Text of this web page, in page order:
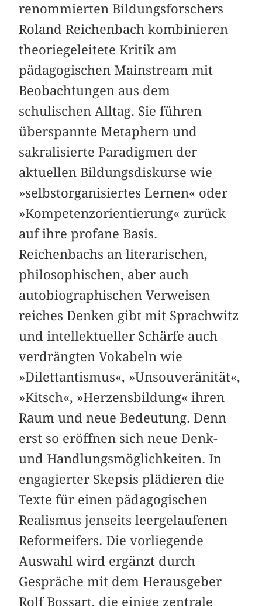
renommierten Bildungs­forschers
Roland Reichenbach kombinieren
theoriegeleitete Kritik am
pädagogischen Mainstream mit
Beobachtungen aus dem
schulischen Alltag. Sie führen
überspannte Metaphern und
sakralisierte Paradigmen der
aktuellen Bildungsdiskurse wie
»selbst­organisiertes Lernen« oder
»Kompetenzorientierung« zurück
auf ihre profane Basis.
Reichenbachs an literarischen,
philosophischen, aber auch
autobiographischen Ver­weisen
reiches Denken gibt mit Sprachwitz
und intellektueller Schärfe auch
verdrängten Vokabeln wie
»Dilettantismus«, »Unsouveränität«,
»Kitsch«, »Herzensbildung« ihren
Raum und neue Bedeutung. Denn
erst so eröffnen sich neue Denk-
und Handlungsmöglichkeiten. In
engagierter Skepsis plädieren die
Texte für einen pädagogischen
Realismus jenseits leergelaufenen
Reformeifers. Die vorliegende
Auswahl wird ergänzt durch
Gespräche mit dem Herausgeber
Rolf Bossart, die einige zentrale